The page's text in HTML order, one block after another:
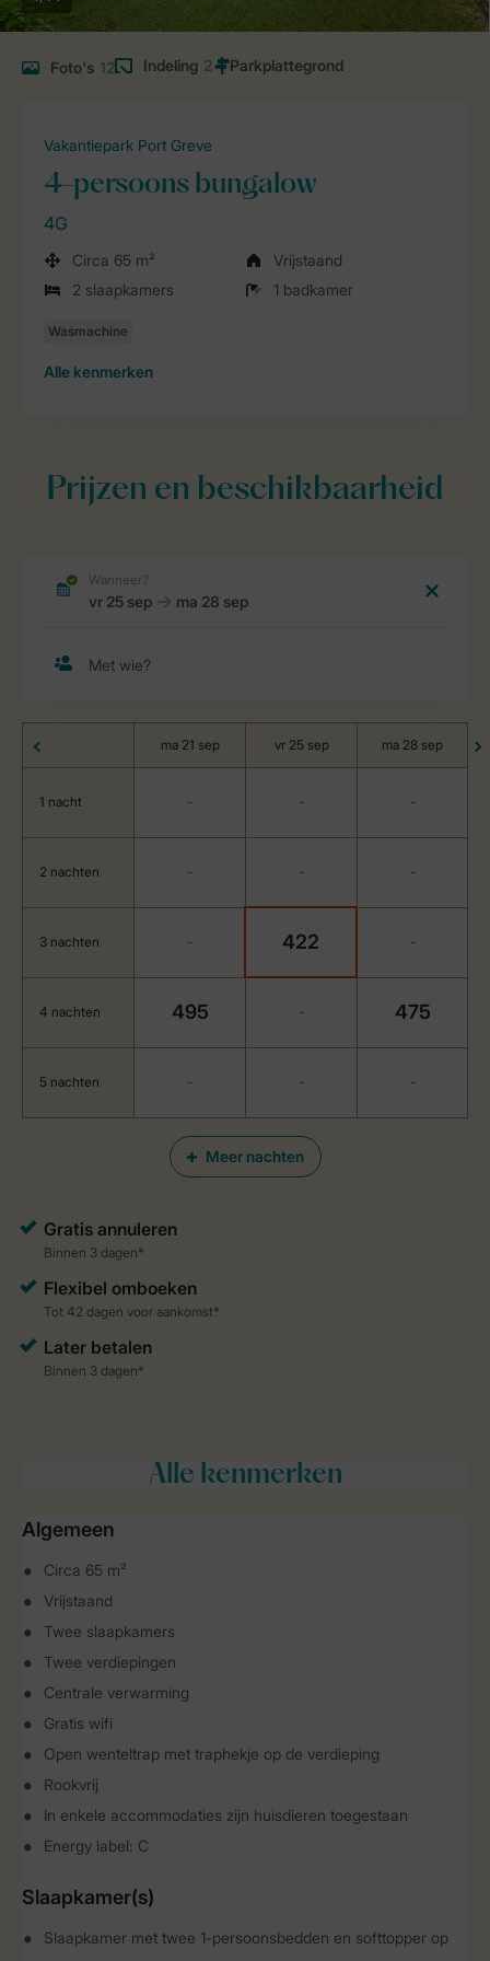
Foto's 12 Indeling 2
Vakantiepark Port Greve
4-persoons bungalow
4G
Circa 65 m²
Vrijstaand
2 slaapkamers
1 badkamer
Alle kenmerken
Prijzen en beschikbaarheid
Meer nachten
ma 21 sep vr 25 sep ma 28 sep
1 nacht - - -
2 nachten - - -
3 nachten - 422 -
4 nachten 495 - 475
5 nachten - - -
Alle kenmerken
Algemeen
Circa 65 m²
Vrijstaand
Twee slaapkamers
Twee verdiepingen
Centrale verwarming
Gratis wifi
Open wenteltrap met traphekje op de verdieping
Rookvrij
In enkele accommodaties zijn huisdieren toegestaan
Energy label: C
Slaapkamer(s)
Slaapkamer met twee 1-persoonsbedden en softtopper op